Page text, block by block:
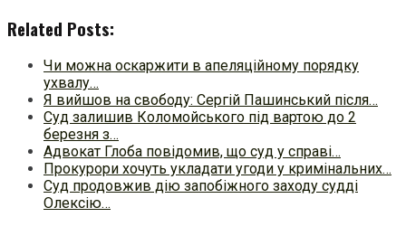
Related Posts:
Чи можна оскаржити в апеляційному порядку
ухвалу…
Я вийшов на свободу: Сергій Пашинський після…
Суд залишив Коломойського під вартою до 2
березня з…
Адвокат Глоба повідомив, що суд у справі…
Прокурори хочуть укладати угоди у кримінальних…
Суд продовжив дію запобіжного заходу судді
Олексію…